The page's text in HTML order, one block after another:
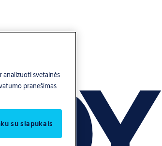
analizuoti svetainės
pranešimas
su slapukais